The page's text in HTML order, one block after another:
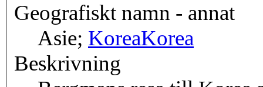
Geografiskt namn - annat
Asie; KoreaKorea
Beskrivning